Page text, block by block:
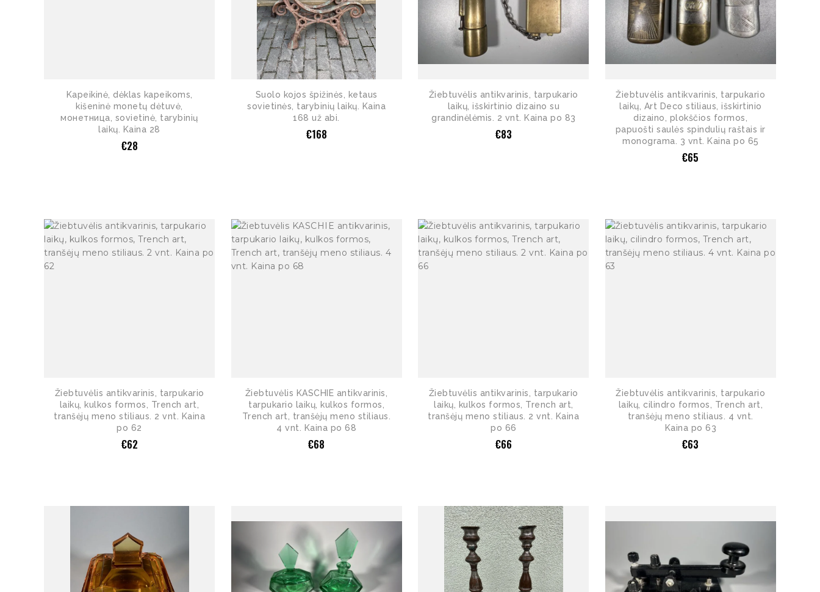
Kapeikinė, dėklas kapeikoms,
kišeninė monetų dėtuvė,
монетница, sovietinė, tarybinių
laikų. Kaina 28
€28
Suolo kojos špižinės, ketaus
sovietinės, tarybinių laikų. Kaina
168 už abi.
€168
Žiebtuvėlis antikvarinis, tarpukario
laikų, išskirtinio dizaino su
grandinėlėmis. 2 vnt. Kaina po 83
€83
Žiebtuvėlis antikvarinis, tarpukario
laikų, Art Deco stiliaus, išskirtinio
dizaino, plokščios formos,
papuošti saulės spindulių raštais ir
monograma. 3 vnt. Kaina po 65
€65
Žiebtuvėlis antikvarinis, tarpukario
laikų, kulkos formos, Trench art,
tranšėjų meno stiliaus. 2 vnt. Kaina
po 62
€62
Žiebtuvėlis KASCHIE antikvarinis,
tarpukario laikų, kulkos formos,
Trench art, tranšėjų meno stiliaus.
4 vnt. Kaina po 68
€68
Žiebtuvėlis antikvarinis, tarpukario
laikų, kulkos formos, Trench art,
tranšėjų meno stiliaus. 2 vnt. Kaina
po 66
€66
Žiebtuvėlis antikvarinis, tarpukario
laikų, cilindro formos, Trench art,
tranšėjų meno stiliaus. 4 vnt.
Kaina po 63
€63